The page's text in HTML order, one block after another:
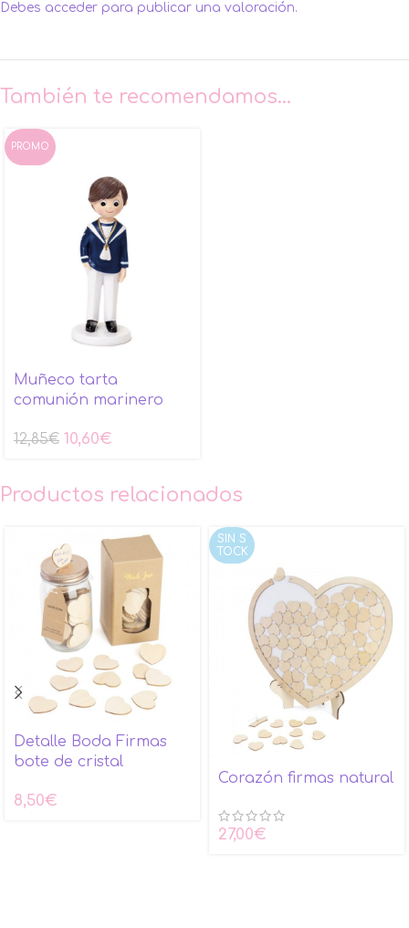
Debes acceder para publicar una valoración.
También te recomendamos…
PROMO
Muñeco tarta
comunión marinero
12,85€ 10,60€
Productos relacionados
Detalle Boda Firmas
bote de cristal
8,50€
SIN S
TOCK
Corazón firmas natural
27,00€